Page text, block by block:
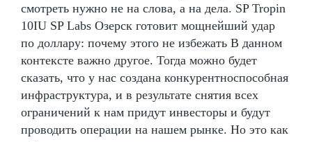
смотреть нужно не на слова, а на дела. SP Tropin
10IU SP Labs Озерск готовит мощнейший удар
по доллару: почему этого не избежать В данном
контексте важно другое. Тогда можно будет
сказать, что у нас создана конкурентноспособная
инфраструктура, и в результате снятия всех
ограничений к нам придут инвесторы и будут
проводить операции на нашем рынке. Но это как